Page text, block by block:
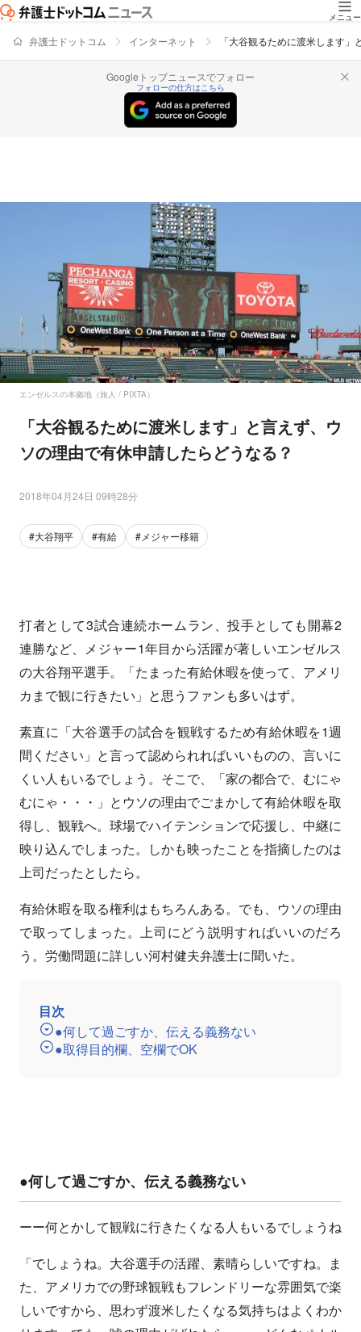
メニュー
弁護士ドットコム インターネット 「大谷観るために渡米します
Googleトップニュースでフォロー
フォローの仕方はこちら
エンゼルスの本拠地（旅人 / PIXTA）
「大谷観るために渡米します」と言えず、ウ
ソの理由で有休申請したらどうなる？
2018年04月24日 09時28分
#大谷翔平 #有給 #メジャー移籍
打者として3試合連続ホームラン、投手としても開幕2
連勝など、メジャー1年目から活躍が著しいエンゼルス
の大谷翔平選手。「たまった有給休暇を使って、アメリ
カまで観に行きたい」と思うファンも多いはず。
素直に「大谷選手の試合を観戦するため有給休暇を1週
間ください」と言って認められればいいものの、言いに
くい人もいるでしょう。そこで、「家の都合で、むにゃ
むにゃ・・・」とウソの理由でごまかして有給休暇を取
得し、観戦へ。球場でハイテンションで応援し、中継に
映り込んでしまった。しかも映ったことを指摘したのは
上司だったとしたら。
有給休暇を取る権利はもちろんある。でも、ウソの理由
で取ってしまった。上司にどう説明すればいいのだろ
う。労働問題に詳しい河村健夫弁護士に聞いた。
目次
●何して過ごすか、伝える義務ない
●取得目的欄、空欄でOK
●何して過ごすか、伝える義務ない
ーー何とかして観戦に行きたくなる人もいるでしょうね
「でしょうね。大谷選手の活躍、素晴らしいですね。ま
た、アメリカでの野球観戦もフレンドリーな雰囲気で楽
しいですから、思わず渡米したくなる気持ちはよくわか